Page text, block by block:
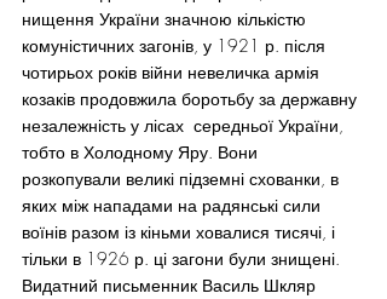
нищення України значною кількістю
комуністичних загонів, у 1921 р. після
чотирьох років війни невеличка армія
козаків продовжила боротьбу за державну
незалежність у лісах  середньої України,
тобто в Холодному Яру. Вони
розкопували великі підземні схованки, в
яких між нападами на радянські сили
воїнів разом із кіньми ховалися тисячі, і
тільки в 1926 р. ці загони були знищені.
Видатний письменник Василь Шкляр